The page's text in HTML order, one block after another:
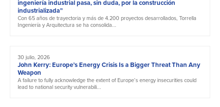
ingeniería industrial pasa, sin duda, por la construcción
industrializada”
Con 65 años de trayectoria y más de 4.200 proyectos desarrollados, Torrella
Ingeniería y Arquitectura se ha consolida...
30 julio, 2026
John Kerry: Europe’s Energy Crisis Is a Bigger Threat Than Any
Weapon
A failure to fully acknowledge the extent of Europe’s energy insecurities could
lead to national security vulnerabili...